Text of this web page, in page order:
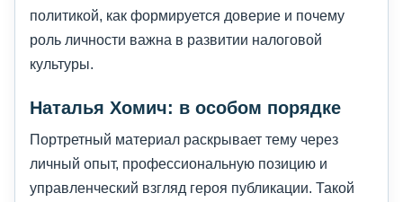
политикой, как формируется доверие и почему
роль личности важна в развитии налоговой
культуры.
Наталья Хомич: в особом порядке
Портретный материал раскрывает тему через
личный опыт, профессиональную позицию и
управленческий взгляд героя публикации. Такой